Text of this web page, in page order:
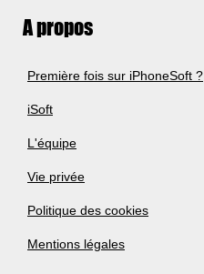
A propos
Première fois sur iPhoneSoft ?
iSoft
L'équipe
Vie privée
Politique des cookies
Mentions légales